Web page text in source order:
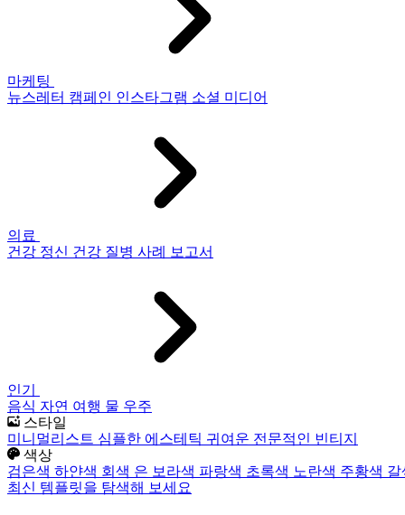
마케팅
뉴스레터 캠페인 인스타그램 소셜 미디어
의료
건강 정신 건강 질병 사례 보고서
인기
음식 자연 여행 물 우주
스타일
미니멀리스트 심플한 에스테틱 귀여운 전문적인 빈티지
색상
검은색 하얀색 회색 은 보라색 파랑색 초록색 노란색 주황색
최신 템플릿을 탐색해 보세요